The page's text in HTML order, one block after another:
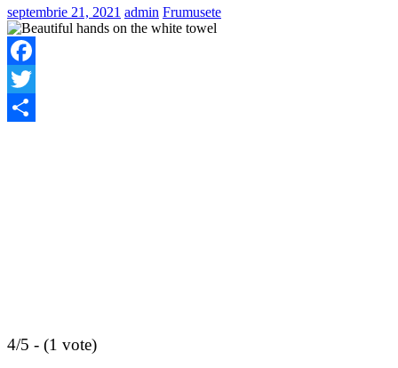
septembrie 21, 2021 admin Frumusete
Facebook
Twitter
4/5 - (1 vote)